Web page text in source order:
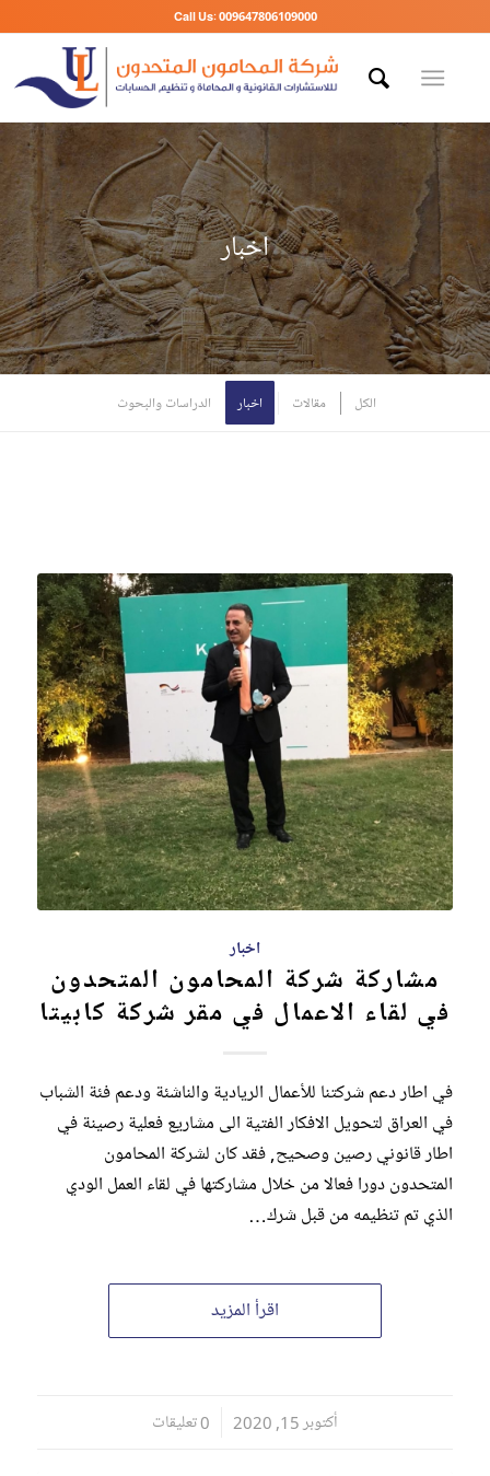
Call Us: 009647806109000
اخبار
الكل مقالات اخبار الدراسات والبحوث
اخبار
مشاركة شركة المحامون المتحدون
في لقاء الاعمال في مقر شركة كابيتا
في اطار دعم شركتنا للأعمال الريادية والناشئة ودعم فئة الشباب
في العراق لتحويل الافكار الفتية الى مشاريع فعلية رصينة في
اطار قانوني رصين وصحيح, فقد كان لشركة المحامون
المتحدون دورا فعالا من خلال مشاركتها في لقاء العمل الودي
الذي تم تنظيمه من قبل شرك…
اقرأ المزيد
أكتوبر 15, 2020 / 0 تعليقات